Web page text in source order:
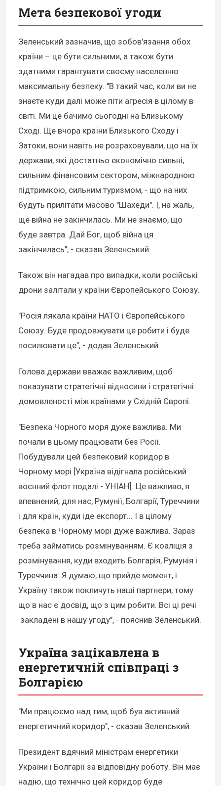
Мета безпекової угоди
Зеленський зазначив, що зобов'язання обох
країни – це бути сильними, а також бути
здатними гарантувати своєму населенню
максимальну безпеку. "В такий час, коли ви не
знаєте куди далі може піти агресія в цілому в
світі. Ми це бачимо сьогодні на Близькому
Сході. Ще вчора країни Близького Сходу і
Затоки, вони навіть не розраховували, що на їх
держави, які достатньо економічно сильні,
сильним фінансовим сектором, міжнародною
підтримкою, сильним туризмом, - що на них
будуть прилітати масово "Шахеди". І, на жаль,
ще війна не закінчилась. Ми не знаємо, що
буде завтра. Дай Бог, щоб війна ця
закінчилась", - сказав Зеленський.
Також він нагадав про випадки, коли російські
дрони залітали у країни Європейського Союзу.
"Росія лякала країни НАТО і Європейського
Союзу. Буде продовжувати це робити і буде
посилювати це", - додав Зеленський.
Голова держави вважає важливим, щоб
показувати стратегічні відносини і стратегічні
домовленості між країнами у Східній Європі.
"Безпека Чорного моря дуже важлива. Ми
почали в цьому працювати без Росії.
Побудували цей безпековий коридор в
Чорному морі [Україна відігнала російський
воєнний флот подалі - УНІАН]. Це важливо, я
впевнений, для нас, Румунії, Болгарії, Туреччини
і для країн, куди іде експорт... І в цілому
безпека в Чорному морі дуже важлива. Зараз
треба займатись розмінуванням. Є коаліція з
розмінування, куди входить Болгарія, Румунія і
Туреччина. Я думаю, що прийде момент, і
Україну також покличуть наші партнери, тому
що в нас є досвід, що з цим робити. Всі ці речі
закладені в нашу угоду", - пояснив Зеленський.
Україна зацікавлена в
енергетичній співпраці з
Болгарією
"Ми працюємо над тим, щоб був активний
енергетичний коридор", - сказав Зеленський.
Президент вдячний міністрам енергетики
України і Болгарії за відповідну роботу. Він має
надію, що технічно цей коридор буде